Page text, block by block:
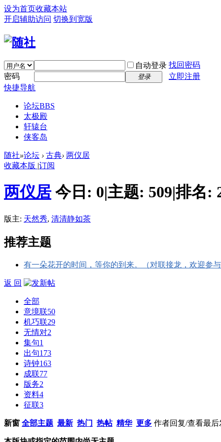
设为首页收藏本站
开启辅助访问 切换到宽版
自动登录 找回密码
密码
登录
立即注册
快捷导航
论坛BBS
太极殿
轩辕台
侠客岛
随社»论坛 › 古典› 两仪居
收藏本版 |订阅
两仪居 今日: 0|主题: 509|排名:
版主: 天然秀, 清清静如茶
推荐主题
有一朵花开的时间，等你的到来。（对联接龙，欢迎参
返 回
全部
意境联50
机巧联29
无情对2
集句1
出句173
诗钟163
成联77
版务2
资料4
征联3
新窗 全部主题 最新 热门 热帖 精华 更多 作者回复/查看最后